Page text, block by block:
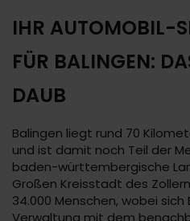
IHR AUTOMOBIL-
FÜR BALINGEN:
DAUB
Balingen liegt rund 70
und ist damit noch Teil der
baden-württembergische
Großen Kreisstadt des
34.000 Menschen, wobei
Verwaltung mit dem